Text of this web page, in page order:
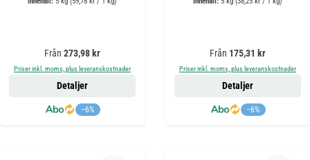
Ordinarie pris:
Från 273,98 kr
Priser inkl. moms, plus leveranskostnader
−6%
Detaljer
Ordinarie pris:
Från 175,31 kr
Priser inkl. moms, plus leveranskostnader
−6%
Detaljer